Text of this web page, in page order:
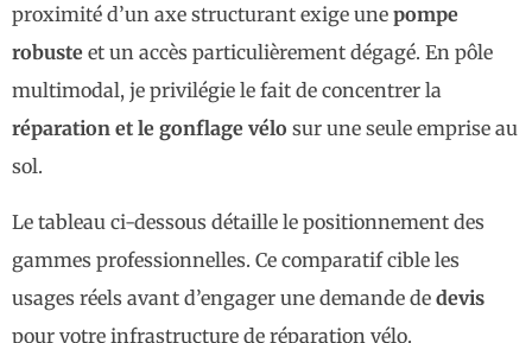
proximité d’un axe structurant exige une pompe
robuste et un accès particulièrement dégagé. En pôle
multimodal, je privilégie le fait de concentrer la
réparation et le gonflage vélo sur une seule emprise au
sol.
Le tableau ci-dessous détaille le positionnement des
gammes professionnelles. Ce comparatif cible les
usages réels avant d’engager une demande de devis
pour votre infrastructure de réparation vélo.